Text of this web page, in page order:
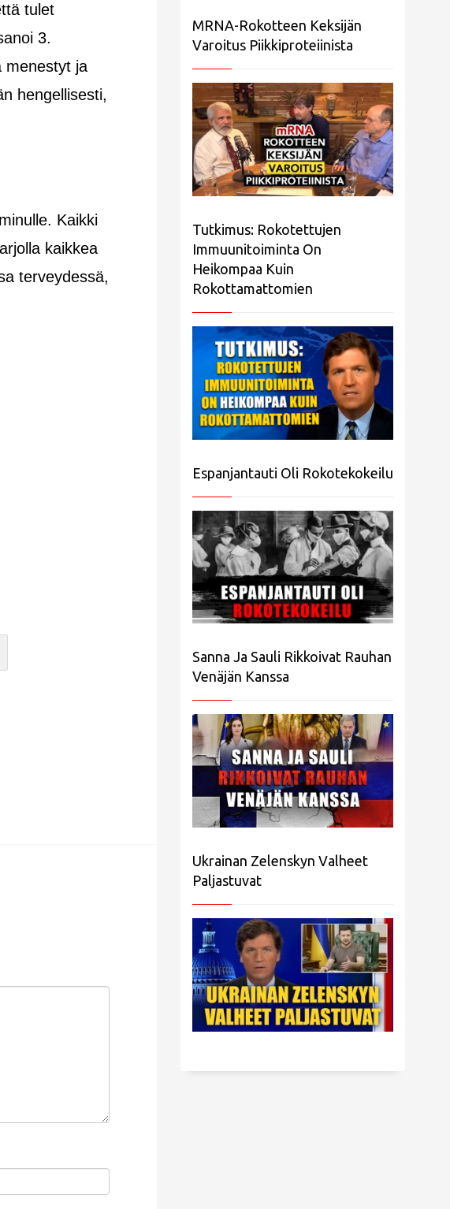
tulet
3.
menestyt ja
hengellisesti,
Kaikki
kaikkea
terveydessä,
MRNA-Rokotteen Keksijän
Varoitus Piikkiproteiinista
Tutkimus: Rokotettujen
Immuunitoiminta On
Heikompaa Kuin
Rokottamattomien
Espanjantauti Oli Rokotekokeilu
Sanna Ja Sauli Rikkoivat Rauhan
Venäjän Kanssa
Ukrainan Zelenskyn Valheet
Paljastuvat